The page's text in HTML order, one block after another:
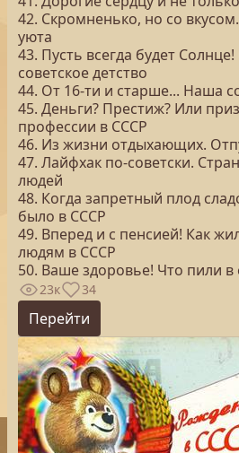
42. Скромненько, но со
уюта
43. Пусть всегда будет
советское детство
44. От 16-ти и старше... Наша
45. Деньги? Престиж? Или
профессии в СССР
46. Из жизни отдыхающих.
47. Лайфхак по-советски.
людей
48. Когда запретный плод
было в СССР
49. Вперед и с пенсией! Как
людям в СССР
50. Ваше здоровье! Что пили в
23к 34
Перейти